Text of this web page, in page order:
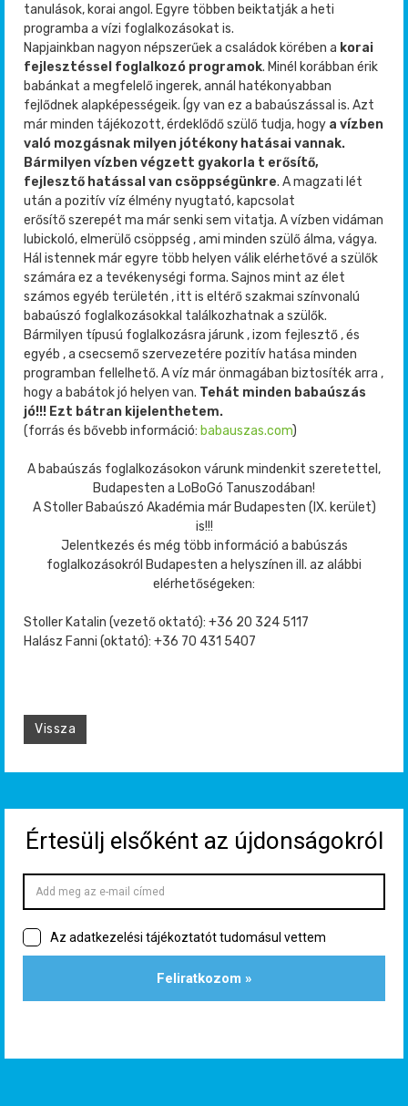
tanulások, korai angol. Egyre többen beiktatják a heti
programba a vízi foglalkozásokat is.
Napjainkban nagyon népszerűek a családok körében a korai
fejlesztéssel foglalkozó programok. Minél korábban érik
babánkat a megfelelő ingerek, annál hatékonyabban
fejlődnek alapképességeik. Így van ez a babaúszással is. Azt
már minden tájékozott, érdeklődő szülő tudja, hogy a vízben
való mozgásnak milyen jótékony hatásai vanna k.
Bármilyen vízben végzett gyakorla t erősítő,
fejlesztő hatással van csöppségünkre. A magzati lét
után a pozitív víz élmény nyugtató, kapcsolat
erősítő szerepét ma már senki sem vitatja. A vízben vidáman
lubickoló, elmerülő csöppség , ami minden szülő álma, vágya.
Hál istennek már egyre több helyen válik elérhetővé a szülők
számára ez a tevékenységi forma. Sajnos mint az élet
számos egyéb területén , itt is eltérő szakmai színvonalú
babaúszó foglalkozásokkal találkozhatnak a szülők.
Bármilyen típusú foglalkozásra járunk , izom fejlesztő , és
egyéb , a csecsemő szervezetére pozitív hatása minden
programban fellelhető. A víz már önmagában biztosíték arra ,
hogy a babátok jó helyen van. Tehát minden babaúszás
jó!!! Ezt bátran kijelenthetem.
(forrás és bővebb információ: babauszas.com)
A babaúszás foglalkozásokon várunk mindenkit szeretettel,
Budapesten a LoBoGó Tanuszodában!
A Stoller Babaúszó Akadémia már Budapesten (IX. kerület)
is!!!
Jelentkezés és még több információ a babúszás
foglalkozásokról Budapesten a helyszínen ill. az alábbi
elérhetőségeken:
Stoller Katalin (vezető oktató): +36 20 324 5117
Halász Fanni (oktató): +36 70 431 5407
Vissza